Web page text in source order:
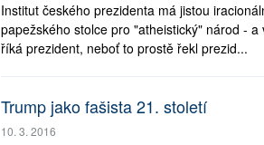
Institut českého prezidenta má jistou
papežského stolce pro "atheistický" národ -
říká prezident, neboť to prostě řekl prezid...
Trump jako fašista 21. století
10. 3. 2016